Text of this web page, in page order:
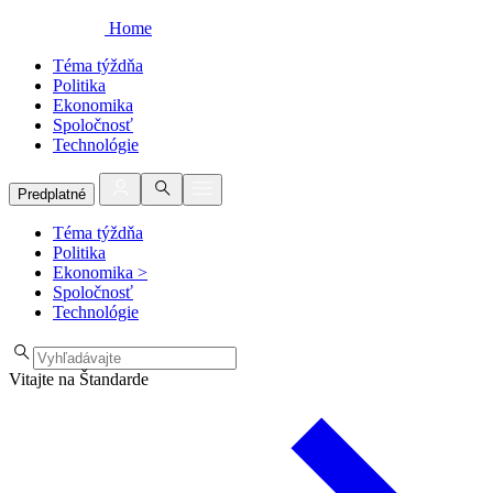
Home
Téma týždňa
Politika
Ekonomika
Spoločnosť
Technológie
Predplatné
Téma týždňa
Politika
Ekonomika >
Spoločnosť
Technológie
Vitajte na Štandarde